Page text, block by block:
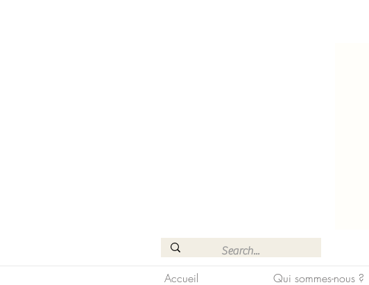
Accueil Qui sommes-nous ?